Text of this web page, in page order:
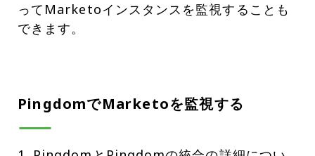
ってMarketoインスタンスを監視することも
できます。
PingdomでMarketoを監視する